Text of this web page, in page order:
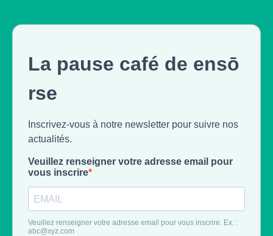
La pause café de ensō
rse
Inscrivez-vous à notre newsletter pour suivre nos
actualités.
Veuillez renseigner votre adresse email pour
vous inscrire
Veuillez renseigner votre adresse email pour vous inscrire. Ex. :
abc@xyz.com